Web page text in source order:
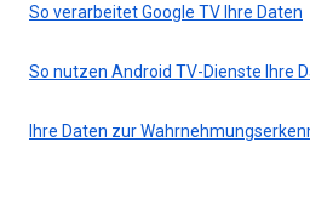
So verarbeitet Google TV Ihre Daten
So nutzen Android TV-Dienste Ihre
Ihre Daten zur